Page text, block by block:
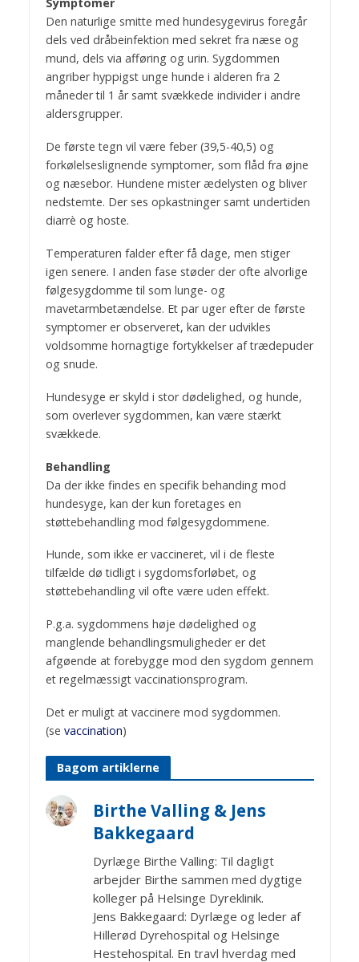
Den naturlige smitte med hundesygevirus foregår
dels ved dråbeinfektion med sekret fra næse og
mund, dels via afføring og urin. Sygdommen
angriber hyppigst unge hunde i alderen fra 2
måneder til 1 år samt svækkede individer i andre
aldersgrupper.
De første tegn vil være feber (39,5-40,5) og
forkølelseslignende symptomer, som flåd fra øjne
og næsebor. Hundene mister ædelysten og bliver
nedstemte. Der ses opkastninger samt undertiden
diarrè og hoste.
Temperaturen falder efter få dage, men stiger
igen senere. I anden fase støder der ofte alvorlige
følgesygdomme til som lunge- og
mavetarmbetændelse. Et par uger efter de første
symptomer er observeret, kan der udvikles
voldsomme hornagtige fortykkelser af trædepuder
og snude.
Hundesyge er skyld i stor dødelighed, og hunde,
som overlever sygdommen, kan være stærkt
svækkede.
Behandling
Da der ikke findes en specifik behanding mod
hundesyge, kan der kun foretages en
støttebehandling mod følgesygdommene.
Hunde, som ikke er vaccineret, vil i de fleste
tilfælde dø tidligt i sygdomsforløbet, og
støttebehandling vil ofte være uden effekt.
P.g.a. sygdommens høje dødelighed og
manglende behandlingsmuligheder er det
afgøende at forebygge mod den sygdom gennem
et regelmæssigt vaccinationsprogram.
Det er muligt at vaccinere mod sygdommen.
(se vaccination)
Bagom artiklerne
Birthe Valling & Jens
Bakkegaard
Dyrlæge Birthe Valling: Til dagligt
arbejder Birthe sammen med dygtige
kolleger på Helsinge Dyreklinik.
Jens Bakkegaard: Dyrlæge og leder af
Hillerød Dyrehospital og Helsinge
Hestehospital. En travl hverdag med